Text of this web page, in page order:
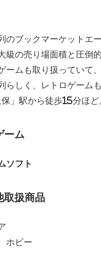
のブックマーケットエー
級の売り場面積と圧倒
ームも取り扱っていて、
らしく、レトロゲーム
」駅から徒歩15分ほど
ーム
ソフト
取扱商品
ホビー